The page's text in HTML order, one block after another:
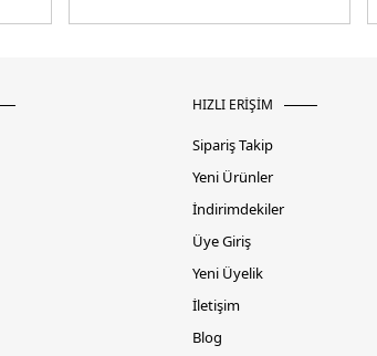
HIZLI ERİŞİM
Sipariş Takip
Yeni Ürünler
İndirimdekiler
Üye Giriş
Yeni Üyelik
İletişim
Blog